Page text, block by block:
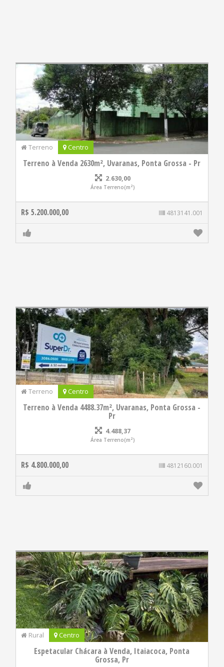
Terreno Centro
Terreno à Venda 2630m², Uvaranas, Ponta Grossa - Pr
2.630,00
Área Terreno(m²)
R$ 5.200.000,00 4813141.001
Terreno Centro
Terreno à Venda 4488.37m², Uvaranas, Ponta Grossa -
Pr
4.488,37
Área Terreno(m²)
R$ 4.800.000,00 4812160.001
Rural Centro
Espetacular Chácara à Venda, Itaiacoca, Ponta
Grossa, Pr